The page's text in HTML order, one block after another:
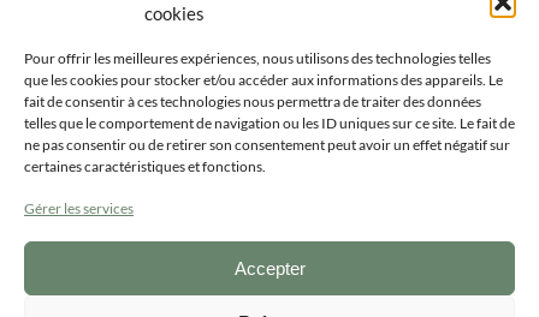
cookies
Pour offrir les meilleures expériences, nous utilisons des technologies telles
que les cookies pour stocker et/ou accéder aux informations des appareils. Le
fait de consentir à ces technologies nous permettra de traiter des données
telles que le comportement de navigation ou les ID uniques sur ce site. Le fait de
ne pas consentir ou de retirer son consentement peut avoir un effet négatif sur
certaines caractéristiques et fonctions.
Gérer les services
Accepter
Livraisons
Retours
Faq
INFORMATIONS DE CONTACT
Lundi au vendredi 9h – 16h